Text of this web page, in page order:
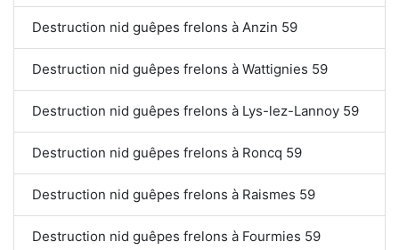
Destruction nid guêpes frelons à Anzin 59
Destruction nid guêpes frelons à Wattignies 59
Destruction nid guêpes frelons à Lys-lez-Lannoy 59
Destruction nid guêpes frelons à Roncq 59
Destruction nid guêpes frelons à Raismes 59
Destruction nid guêpes frelons à Fourmies 59